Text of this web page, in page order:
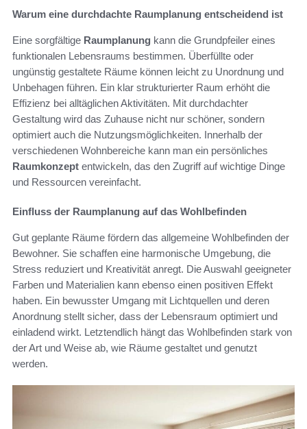
Warum eine durchdachte Raumplanung entscheidend ist
Eine sorgfältige Raumplanung kann die Grundpfeiler eines
funktionalen Lebensraums bestimmen. Überfüllte oder
ungünstig gestaltete Räume können leicht zu Unordnung und
Unbehagen führen. Ein klar strukturierter Raum erhöht die
Effizienz bei alltäglichen Aktivitäten. Mit durchdachter
Gestaltung wird das Zuhause nicht nur schöner, sondern
optimiert auch die Nutzungsmöglichkeiten. Innerhalb der
verschiedenen Wohnbereiche kann man ein persönliches
Raumkonzept entwickeln, das den Zugriff auf wichtige Dinge
und Ressourcen vereinfacht.
Einfluss der Raumplanung auf das Wohlbefinden
Gut geplante Räume fördern das allgemeine Wohlbefinden der
Bewohner. Sie schaffen eine harmonische Umgebung, die
Stress reduziert und Kreativität anregt. Die Auswahl geeigneter
Farben und Materialien kann ebenso einen positiven Effekt
haben. Ein bewusster Umgang mit Lichtquellen und deren
Anordnung stellt sicher, dass der Lebensraum optimiert und
einladend wirkt. Letztendlich hängt das Wohlbefinden stark von
der Art und Weise ab, wie Räume gestaltet und genutzt
werden.